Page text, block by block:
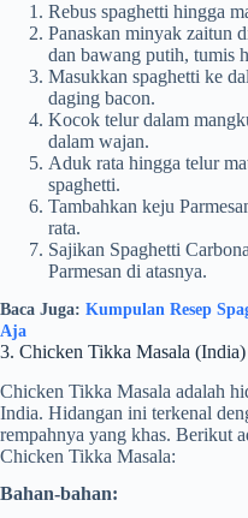
Rebus spaghetti hingga
Panaskan minyak zaitun
dan bawang putih, tumis
Masukkan spaghetti ke
daging bacon.
Kocok telur dalam
dalam wajan.
Aduk rata hingga telur
spaghetti.
Tambahkan keju
rata.
Sajikan Spaghetti
Parmesan di atasnya.
Baca Juga: Kumpulan Resep
Aja
3. Chicken Tikka Masala (India)
Chicken Tikka Masala adalah
India. Hidangan ini terkenal
rempahnya yang khas. Berikut
Chicken Tikka Masala:
Bahan-bahan: